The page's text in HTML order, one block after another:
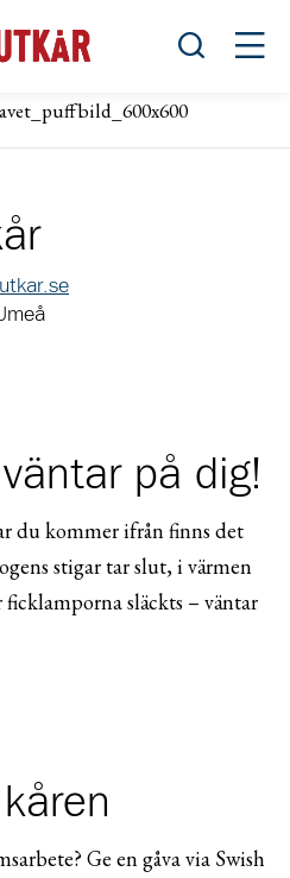
Öppna
på dig!
du kommer ifrån finns det
stigar tar slut, i värmen
släckts – väntar
Ge en gåva via Swish